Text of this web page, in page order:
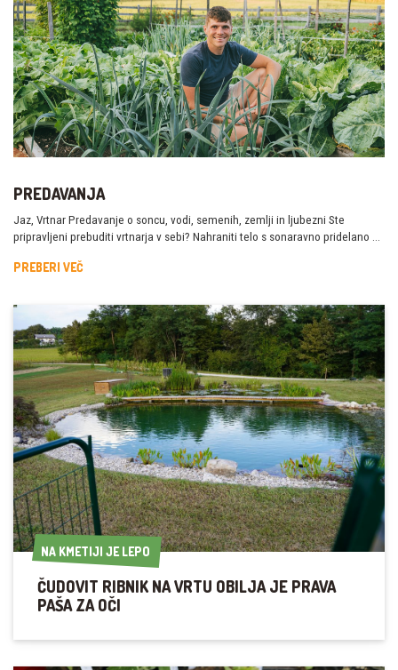
PREDAVANJA
Jaz, Vrtnar Predavanje o soncu, vodi, semenih, zemlji in ljubezni Ste
pripravljeni prebuditi vrtnarja v sebi? Nahraniti telo s sonaravno pridelano …
PREBERI VEČ
NA KMETIJI JE LEPO
NA KMETIJI JE LEPO
ČUDOVIT RIBNIK NA VRTU OBILJA JE PRAVA
PAŠA ZA OČI